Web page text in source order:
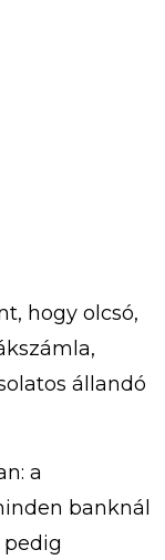
hogy olcsó,
állandó
a
banknál
pedig